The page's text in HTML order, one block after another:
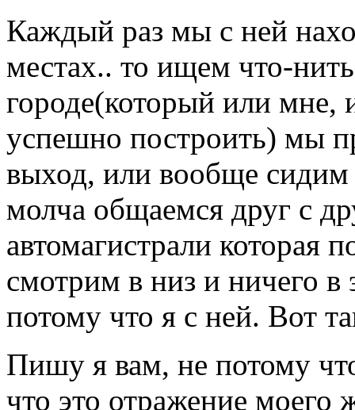
Каждый раз мы с ней
местах.. то ищем что-
городе(который или мне,
успешно построить) мы
выход, или вообще
молча общаемся друг с
автомагистрали которая
смотрим в низ и ничего
потому что я с ней. Вот
Пишу я вам, не потому
что это отражение